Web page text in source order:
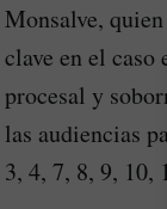
Monsalve,
clave en el
procesal y
las audiencias
3, 4, 7, 8, 9, 10,